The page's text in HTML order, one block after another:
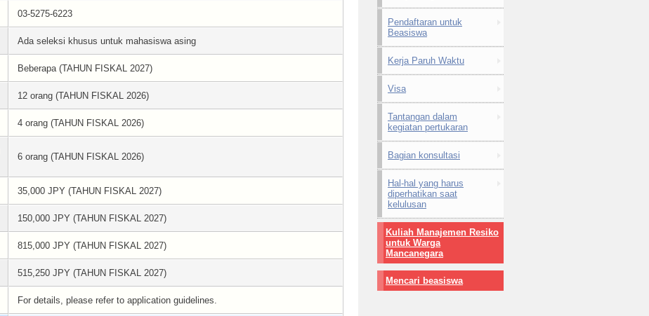
03-5275-6223
Ada seleksi khusus untuk mahasiswa asing
Beberapa (TAHUN FISKAL 2027)
12 orang (TAHUN FISKAL 2026)
4 orang (TAHUN FISKAL 2026)
6 orang (TAHUN FISKAL 2026)
35,000 JPY (TAHUN FISKAL 2027)
150,000 JPY (TAHUN FISKAL 2027)
815,000 JPY (TAHUN FISKAL 2027)
515,250 JPY (TAHUN FISKAL 2027)
For details, please refer to application guidelines.
Pendaftaran untuk
Beasiswa
Kerja Paruh Waktu
Visa
Tantangan dalam
kegiatan pertukaran
Bagian konsultasi
Hal-hal yang harus
diperhatikan saat
kelulusan
Kuliah Manajemen Resiko
untuk Warga
Mancanegara
Mencari beasiswa